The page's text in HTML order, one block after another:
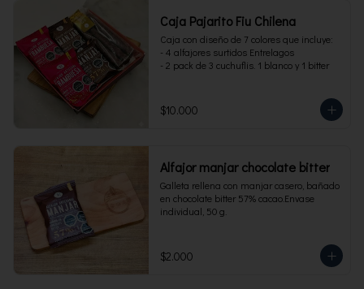
Caja Pajarito Fiu Chilena
Caja con diseño de 7 colores que incluye:
- 4 alfajores surtidos Entrelagos
- 2 pack de 3 cuchuflis. 1 blanco y 1 bitter
$10.000
Alfajor manjar chocolate bitter
Galleta rellena con manjar casero, bañado
en chocolate bitter 57% cacao.Envase
individual, 50 g.
$2.000